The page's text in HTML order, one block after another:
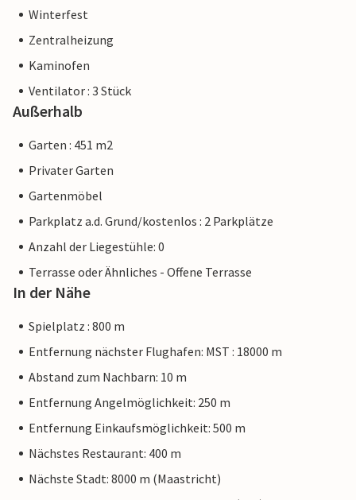
Winterfest
Zentralheizung
Kaminofen
Ventilator : 3 Stück
Außerhalb
Garten : 451 m2
Privater Garten
Gartenmöbel
Parkplatz a.d. Grund/kostenlos : 2 Parkplätze
Anzahl der Liegestühle: 0
Terrasse oder Ähnliches - Offene Terrasse
In der Nähe
Spielplatz : 800 m
Entfernung nächster Flughafen: MST : 18000 m
Abstand zum Nachbarn: 10 m
Entfernung Angelmöglichkeit: 250 m
Entfernung Einkaufsmöglichkeit: 500 m
Nächstes Restaurant: 400 m
Nächste Stadt: 8000 m (Maastricht)